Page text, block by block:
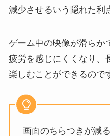
減少させるいう隠れた利
ゲーム中の映像が滑らか
疲労を感じにくくなり、
楽しむことができるので
画面のちらつきが減